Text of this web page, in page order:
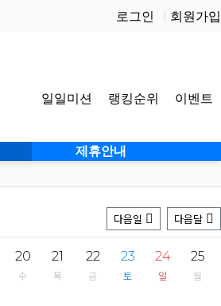
로그인 회원가입
일일미션 랭킹순위 이벤트
제휴안내
다음일 다음달
20
수
21
목
22
금
23
토
24
일
25
월